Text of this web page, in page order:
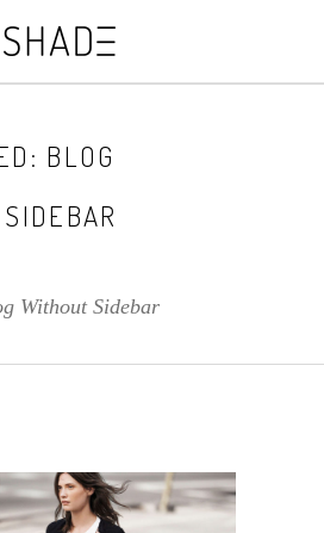
BLOG
Without Sidebar